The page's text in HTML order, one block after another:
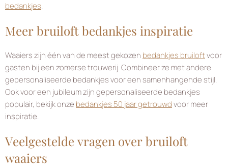
bedankjes.
Meer bruiloft bedankjes inspiratie
Waaiers zijn één van de meest gekozen bedankjes bruiloftvoor
gasten bij een zomerse trouwerij. Combineer ze met andere
gepersonaliseerde bedankjes voor een samenhangende stijl.
Ook voor een jubileum zijn gepersonaliseerde bedankjes
populair, bekijk onze bedankjes 50 jaar getrouwdvoor meer
inspiratie.
Veelgestelde vragen over bruiloft
waaiers